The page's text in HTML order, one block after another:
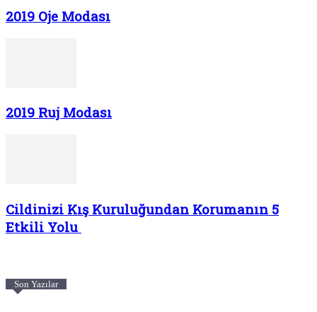
2019 Oje Modası
2019 Ruj Modası
Cildinizi Kış Kuruluğundan Korumanın 5
Etkili Yolu
Son Yazılar